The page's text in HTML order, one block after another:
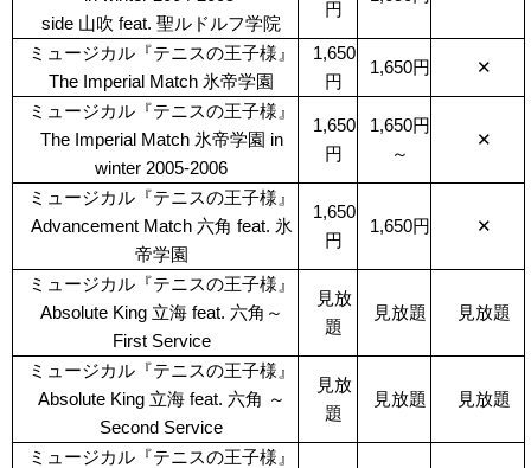
side 山吹 feat. 聖ルドルフ学院
円
ミュージカル『テニスの王子様』
The Imperial Match 氷帝学園
1,650
円
1,650円 ✕
ミュージカル『テニスの王子様』
The Imperial Match 氷帝学園 in
winter 2005-2006
1,650
円
1,650円
～
✕
ミュージカル『テニスの王子様』
Advancement Match 六角 feat. 氷
帝学園
1,650
円
1,650円 ✕
ミュージカル『テニスの王子様』
Absolute King 立海 feat. 六角～
First Service
見放
題
見放題 見放題
ミュージカル『テニスの王子様』
Absolute King 立海 feat. 六角 ～
Second Service
見放
題
見放題 見放題
ミュージカル『テニスの王子様』